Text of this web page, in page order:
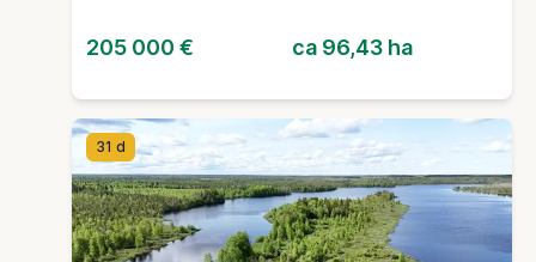
205 000 € ca 96,43 ha
31 d